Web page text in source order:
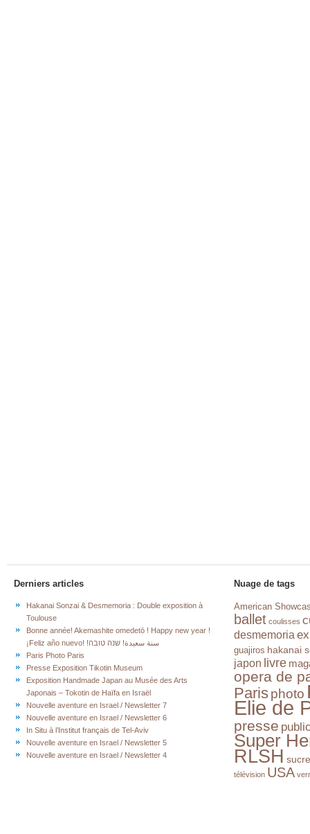
Derniers articles
Hakanai Sonzai & Desmemoria : Double exposition à
Toulouse
Bonne année! Akemashite omedetō ! Happy new year !
¡Feliz año nuevo! !سنة سعيدة! שנה טובה
Paris Photo Paris
Presse Exposition Tikotin Museum
Exposition Handmade Japan au Musée des Arts
Japonais – Tokotin de Haïfa en Israël
Nouvelle aventure en Israel / Newsletter 7
Nouvelle aventure en Israel / Newsletter 6
In Situ à l’Institut français de Tel-Aviv
Nouvelle aventure en Israel / Newsletter 5
Nouvelle aventure en Israel / Newsletter 4
Nuage de tags
American
ballet coulisses
desmemoria
guajiros hakanai
japon livre
opera de
Paris photo
Elie de
presse
Super
RLSH sucre
télévision USA